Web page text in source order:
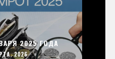
2025 ГОДА
2026